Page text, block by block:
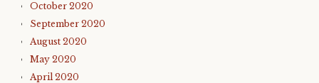
October 2020
September 2020
August 2020
May 2020
April 2020